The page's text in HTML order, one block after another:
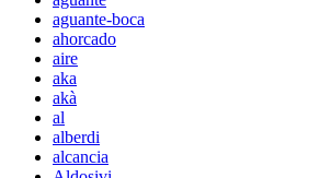
aguante-boca
ahorcado
aire
aka
akà
al
alberdi
alcancia